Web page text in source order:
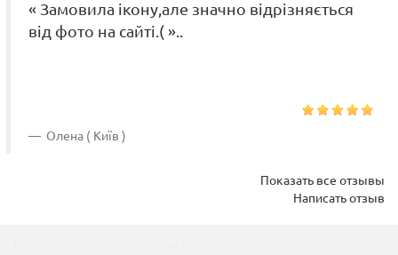
« Замовила ікону,але значно відрізняється
від фото на сайті.( »..
Олена ( Київ )
Показать все отзывы
Написать отзыв